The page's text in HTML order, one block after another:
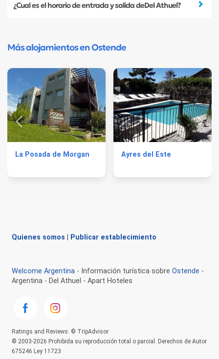
¿Cual es el horario de entrada y salida deDel Athuel?
Más alojamientos en Ostende
La Posada de Morgan Ayres del Este
Quienes somos Publicar establecimiento
Welcome Argentina - Información turística sobre Ostende -
Argentina - Del Athuel - Apart Hoteles
Ratings and Reviews: © TripAdvisor
© 2003-2026 Prohibida su reproducción total o parcial. Derechos de Autor
675246 Ley 11723